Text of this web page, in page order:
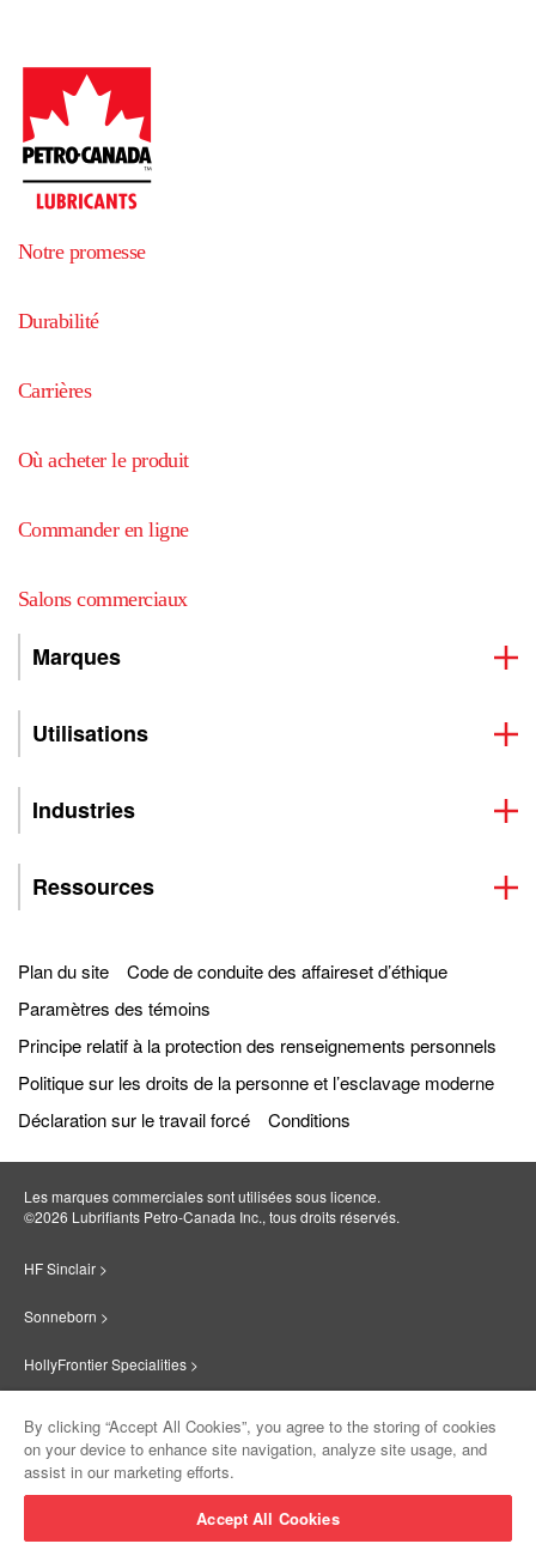
Notre promesse
Durabilité
Carrières
Où acheter le produit
Commander en ligne
Salons commerciaux
Marques
Utilisations
Industries
Ressources
Plan du site
Code de conduite des affaireset d’éthique
Paramètres des témoins
Principe relatif à la protection des renseignements personnels
Politique sur les droits de la personne et l’esclavage moderne
Déclaration sur le travail forcé
Conditions
Les marques commerciales sont utilisées sous licence.
©2026 Lubrifiants Petro‐Canada Inc., tous droits réservés.
HF Sinclair >
Sonneborn >
HollyFrontier Specialities >
Suniso >
By clicking “Accept All Cookies”, you agree to the storing of cookies
on your device to enhance site navigation, analyze site usage, and
assist in our marketing efforts.
Accept All Cookies